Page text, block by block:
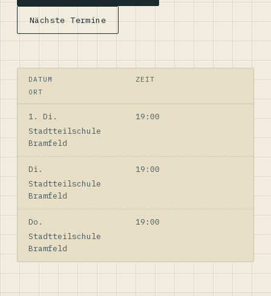
Nächste Termine
DATUM
ZEIT
ORT
1. Di.
19:00
Stadtteilschule
Bramfeld
Di.
19:00
Stadtteilschule
Bramfeld
Do.
19:00
Stadtteilschule
Bramfeld